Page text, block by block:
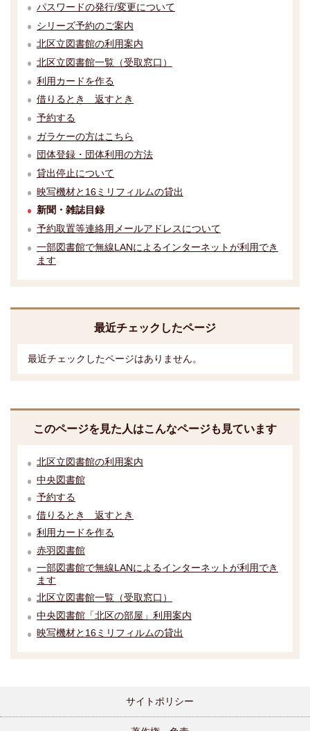
パスワードの発行/変更について
シリーズ予約のご案内
北区立図書館の利用案内
北区立図書館一覧（受取窓口）
利用カードを作る
借りるとき 返すとき
予約する
ガラケーの方はこちら
団体登録・団体利用の方法
貸出停止について
映写機材と16ミリフィルムの貸出
新聞・雑誌目録
予約取置等連絡用メールアドレスについて
一部図書館で無線LANによるインターネットが利用でき
ます
最近チェックしたページ
最近チェックしたページはありません。
このページを見た人はこんなページも見ています
北区立図書館の利用案内
中央図書館
予約する
借りるとき 返すとき
利用カードを作る
赤羽図書館
一部図書館で無線LANによるインターネットが利用でき
ます
北区立図書館一覧（受取窓口）
中央図書館「北区の部屋」利用案内
映写機材と16ミリフィルムの貸出
サイトポリシー